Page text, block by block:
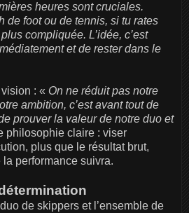
heures sont cruciales.
de foot ou de tennis, si tu rates
compliquée. L’idée, c’est
et de rester dans le
: « On ne réduit pas notre
ambition, c’est avant tout de
prouver la valeur de notre duo et
philosophie claire : viser
plus que le résultat brut,
performance suivra.
de skippers et l’ensemble de